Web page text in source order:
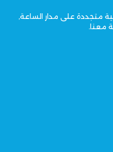
متجددة على مدار الساعة,
معنا.